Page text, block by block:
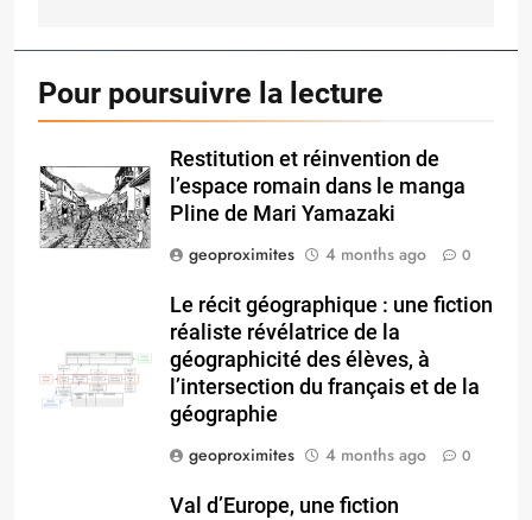
Pour poursuivre la lecture
Restitution et réinvention de
l’espace romain dans le manga
Pline de Mari Yamazaki
geoproximites
4 months ago 0
Le récit géographique : une fiction
réaliste révélatrice de la
géographicité des élèves, à
l’intersection du français et de la
géographie
geoproximites
4 months ago 0
Val d’Europe, une fiction